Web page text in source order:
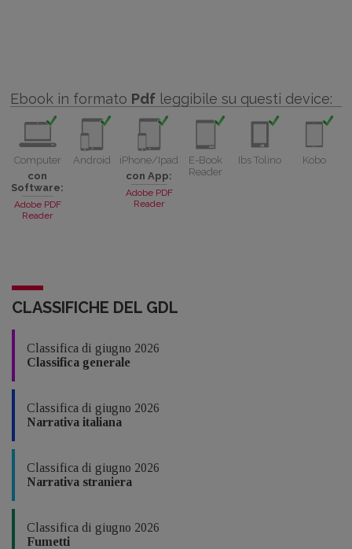
Ebook in formato Pdf leggibile su questi device:
Computer
con
Software:
Adobe PDF
Reader
Android
iPhone/Ipad
con App:
Adobe PDF
Reader
E-Book
Reader
Ibs Tolino Kobo
CLASSIFICHE DEL GDL
Classifica di giugno 2026
Classifica generale
Classifica di giugno 2026
Narrativa italiana
Classifica di giugno 2026
Narrativa straniera
Classifica di giugno 2026
Fumetti